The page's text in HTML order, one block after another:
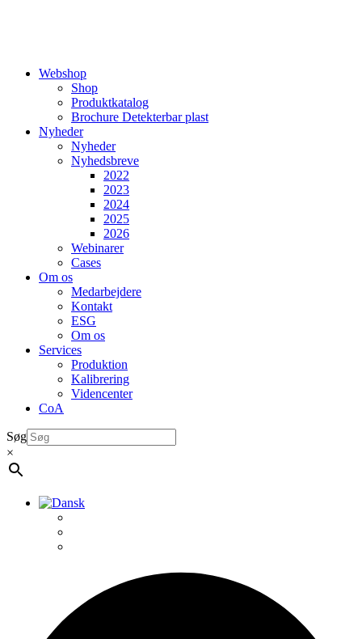
Webshop
Shop
Produktkatalog
Brochure Detekterbar plast
Nyheder
Nyheder
Nyhedsbreve
2022
2023
2024
2025
2026
Webinarer
Cases
Om os
Medarbejdere
Kontakt
ESG
Om os
Services
Produktion
Kalibrering
Videncenter
CoA
Søg
×